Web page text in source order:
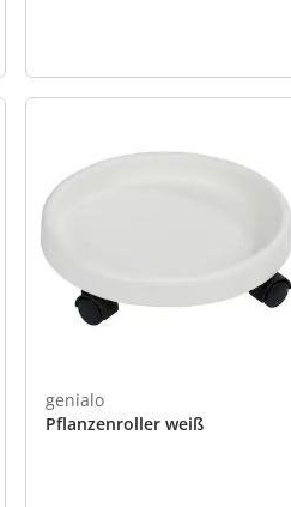
genialo
Pflanzenroller weiß